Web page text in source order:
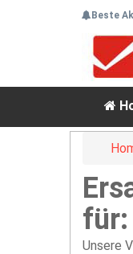
Beste
für:
Unsere